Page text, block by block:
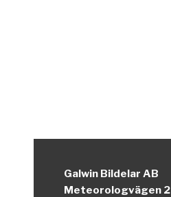
Galwin Bildelar AB
Meteorologvägen 2